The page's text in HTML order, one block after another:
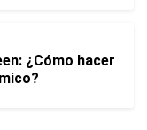
¿Cómo hacer